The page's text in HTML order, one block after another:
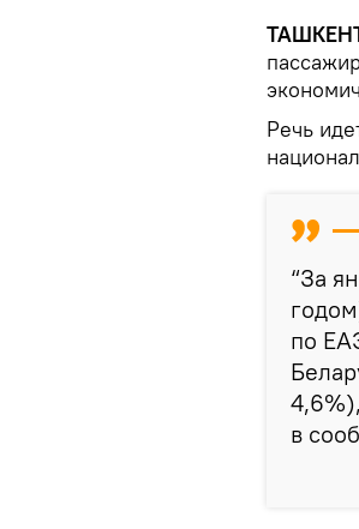
Речь
“За
по
в